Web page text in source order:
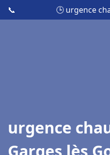
📞 🕒 urgence
urgence